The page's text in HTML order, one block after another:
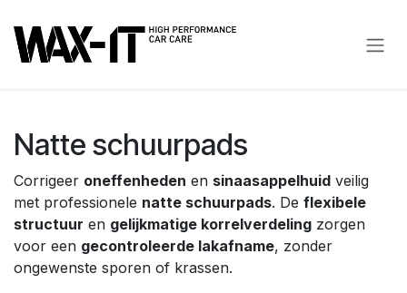
Natte schuurpads
Corrigeer oneffenheden en sinaasappelhuid veilig
met professionele natte schuurpads. De flexibele
structuur en gelijkmatige korrelverdeling zorgen
voor een gecontroleerde lakafname, zonder
ongewenste sporen of krassen.